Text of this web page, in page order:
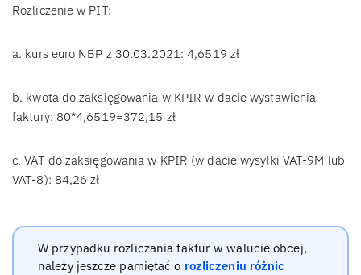
Rozliczenie w PIT:
a. kurs euro NBP z 30.03.2021: 4,6519 zł
b. kwota do zaksięgowania w KPIR w dacie wystawienia
faktury: 80*4,6519=372,15 zł
c. VAT do zaksięgowania w KPIR (w dacie wysyłki VAT-9M lub
VAT-8): 84,26 zł
W przypadku rozliczania faktur w walucie obcej,
należy jeszcze pamiętać o rozliczeniu różnic